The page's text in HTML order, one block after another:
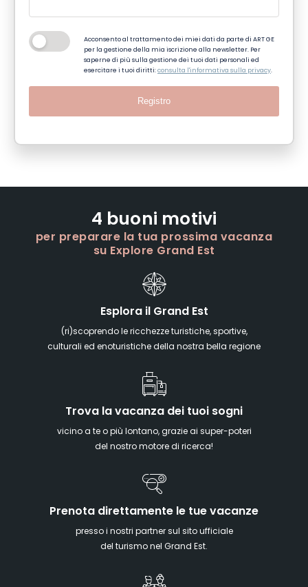
Acconsento al trattamento dei miei dati da parte di ART GE
per la gestione della mia iscrizione alla newsletter. Per
saperne di più sulla gestione dei tuoi dati personali ed
esercitare i tuoi diritti:consulta l'informativa sulla privacy.
Registro
4 buoni motivi
per preparare la tua prossima vacanza
su Explore Grand Est
Esplora il Grand Est
(ri)scoprendo le ricchezze turistiche, sportive,
culturali ed enoturistiche della nostra bella regione
Trova la vacanza dei tuoi sogni
vicino a te o più lontano, grazie ai super-poteri
del nostro motore di ricerca!
Prenota direttamente le tue vacanze
presso i nostri partner sul sito ufficiale
del turismo nel Grand Est.